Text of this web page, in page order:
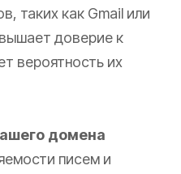
таких как Gmail или
доверие к
вероятность их
домена
писем и